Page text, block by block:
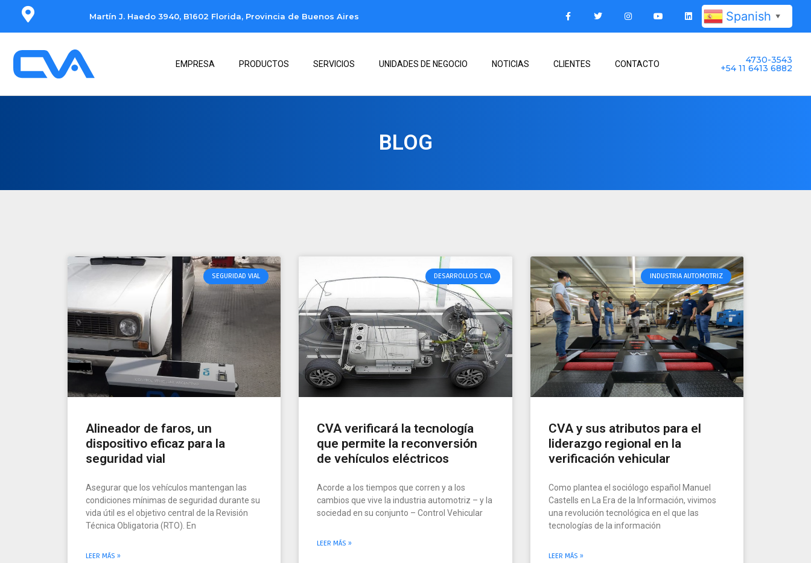
Martín J. Haedo 3940, B1602 Florida, Provincia de Buenos Aires Spanish ▼
EMPRESA PRODUCTOS SERVICIOS UNIDADES DE NEGOCIO NOTICIAS CLIENTES CONTACTO 4730-3543
+54 11 6413 6882
BLOG
SEGURIDAD VIAL
Alineador de faros, un
dispositivo eficaz para la
seguridad vial
Asegurar que los vehículos mantengan las
condiciones mínimas de seguridad durante su
vida útil es el objetivo central de la Revisión
Técnica Obligatoria (RTO). En
LEER MÁS »
DESARROLLOS CVA
CVA verificará la tecnología
que permite la reconversión
de vehículos eléctricos
Acorde a los tiempos que corren y a los
cambios que vive la industria automotriz – y la
sociedad en su conjunto – Control Vehicular
LEER MÁS »
INDUSTRIA AUTOMOTRIZ
CVA y sus atributos para el
liderazgo regional en la
verificación vehicular
Como plantea el sociólogo español Manuel
Castells en La Era de la Información, vivimos
una revolución tecnológica en el que las
tecnologías de la información
LEER MÁS »